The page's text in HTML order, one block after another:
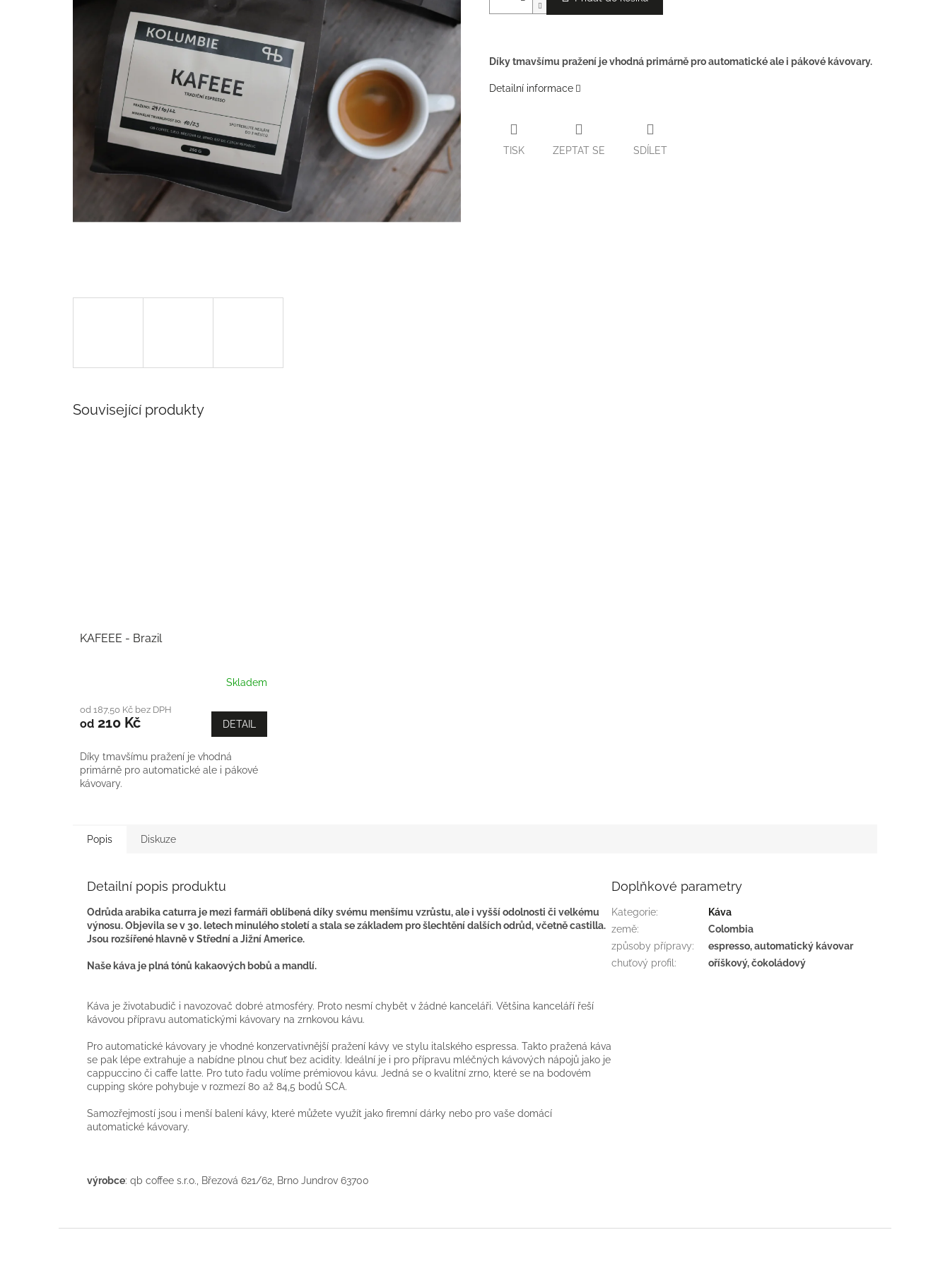
Díky tmavšímu pražení je vhodná primárně pro automatické ale i pákové kávovary.
Detailní informace
TISK ZEPTAT SE SDÍLET
Související produkty
KAFEEE - Brazil
Skladem
od 187,50 Kč bez DPH
od 210 Kč DETAIL
Díky tmavšímu pražení je vhodná
primárně pro automatické ale i pákové
kávovary.
Popis Diskuze
Detailní popis produktu
Odrůda arabika caturra je mezi farmáři oblíbená díky svému menšímu vzrůstu, ale i vyšší odolnosti či velkému
výnosu. Objevila se v 30. letech minulého století a stala se základem pro šlechtění dalších odrůd, včetně castilla.
Jsou rozšířené hlavně v Střední a Jižní Americe.
Naše káva je plná tónů kakaových bobů a mandlí.
Káva je životabudič i navozovač dobré atmosféry. Proto nesmí chybět v žádné kanceláři. Většina kanceláří řeší
kávovou přípravu automatickými kávovary na zrnkovou kávu.
Pro automatické kávovary je vhodné konzervativnější pražení kávy ve stylu italského espressa. Takto pražená káva
se pak lépe extrahuje a nabídne plnou chuť bez acidity. Ideální je i pro přípravu mléčných kávových nápojů jako je
cappuccino či caffe latte. Pro tuto řadu volíme prémiovou kávu. Jedná se o kvalitní zrno, které se na bodovém
cupping skóre pohybuje v rozmezí 80 až 84,5 bodů SCA.
Samozřejmostí jsou i menší balení kávy, které můžete využít jako firemní dárky nebo pro vaše domácí
automatické kávovary.
výrobce: qb coffee s.r.o., Březová 621/62, Brno Jundrov 63700
Doplňkové parametry
Kategorie:
Káva
země:
Colombia
způsoby přípravy:
espresso, automatický kávovar
chuťový profil: oříškový, čokoládový